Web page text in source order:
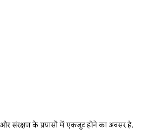
और संरक्षण के प्रयासों में एकजुट होने का अवसर है.